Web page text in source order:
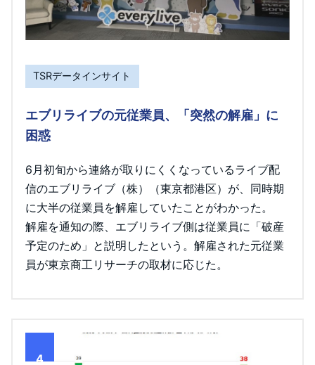
TSRデータインサイト
エブリライブの元従業員、「突然の解雇」に
困惑
6月初旬から連絡が取りにくくなっているライブ配
信のエブリライブ（株）（東京都港区）が、同時期
に大半の従業員を解雇していたことがわかった。
解雇を通知の際、エブリライブ側は従業員に「破産
予定のため」と説明したという。解雇された元従業
員が東京商工リサーチの取材に応じた。
4